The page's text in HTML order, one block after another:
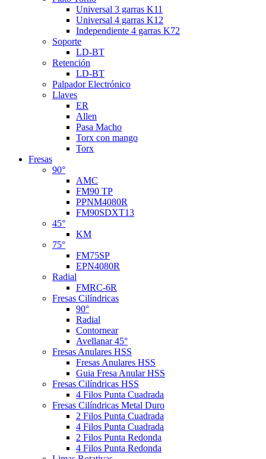
Universal 3 garras K11
Universal 4 garras K12
Independiente 4 garras K72
Soporte
LD-BT
Retención
LD-BT
Palpador Electrónico
Llaves
ER
Allen
Pasa Macho
Torx con mango
Torx
Fresas
90°
AMC
FM90 TP
PPNM4080R
FM90SDXT13
45°
KM
75°
FM75SP
EPN4080R
Radial
FMRC-6R
Fresas Cilíndricas
90°
Radial
Contornear
Avellanar 45°
Fresas Anulares HSS
Fresas Anulares HSS
Guia Fresa Anular HSS
Fresas Cilíndricas HSS
4 Filos Punta Cuadrada
Fresas Cilíndricas Metal Duro
2 Filos Punta Cuadrada
4 Filos Punta Cuadrada
2 Filos Punta Redonda
4 Filos Punta Redonda